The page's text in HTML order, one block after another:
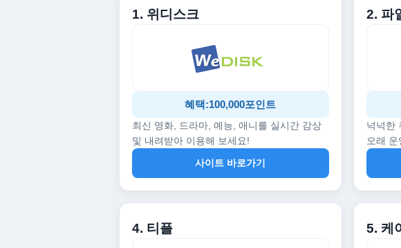
1. 위디스크
혜택:100,000포인트
최신 영화, 드라마, 예능, 애니를 실시간 감상
및 내려받아 이용해 보세요!
사이트 바로가기
2. 파
넉넉한
오래
4. 티플 5. 케